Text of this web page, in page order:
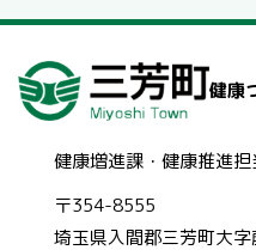
健康
健康増進課・健康推進担
〒354-8555
埼玉県入間郡三芳町大